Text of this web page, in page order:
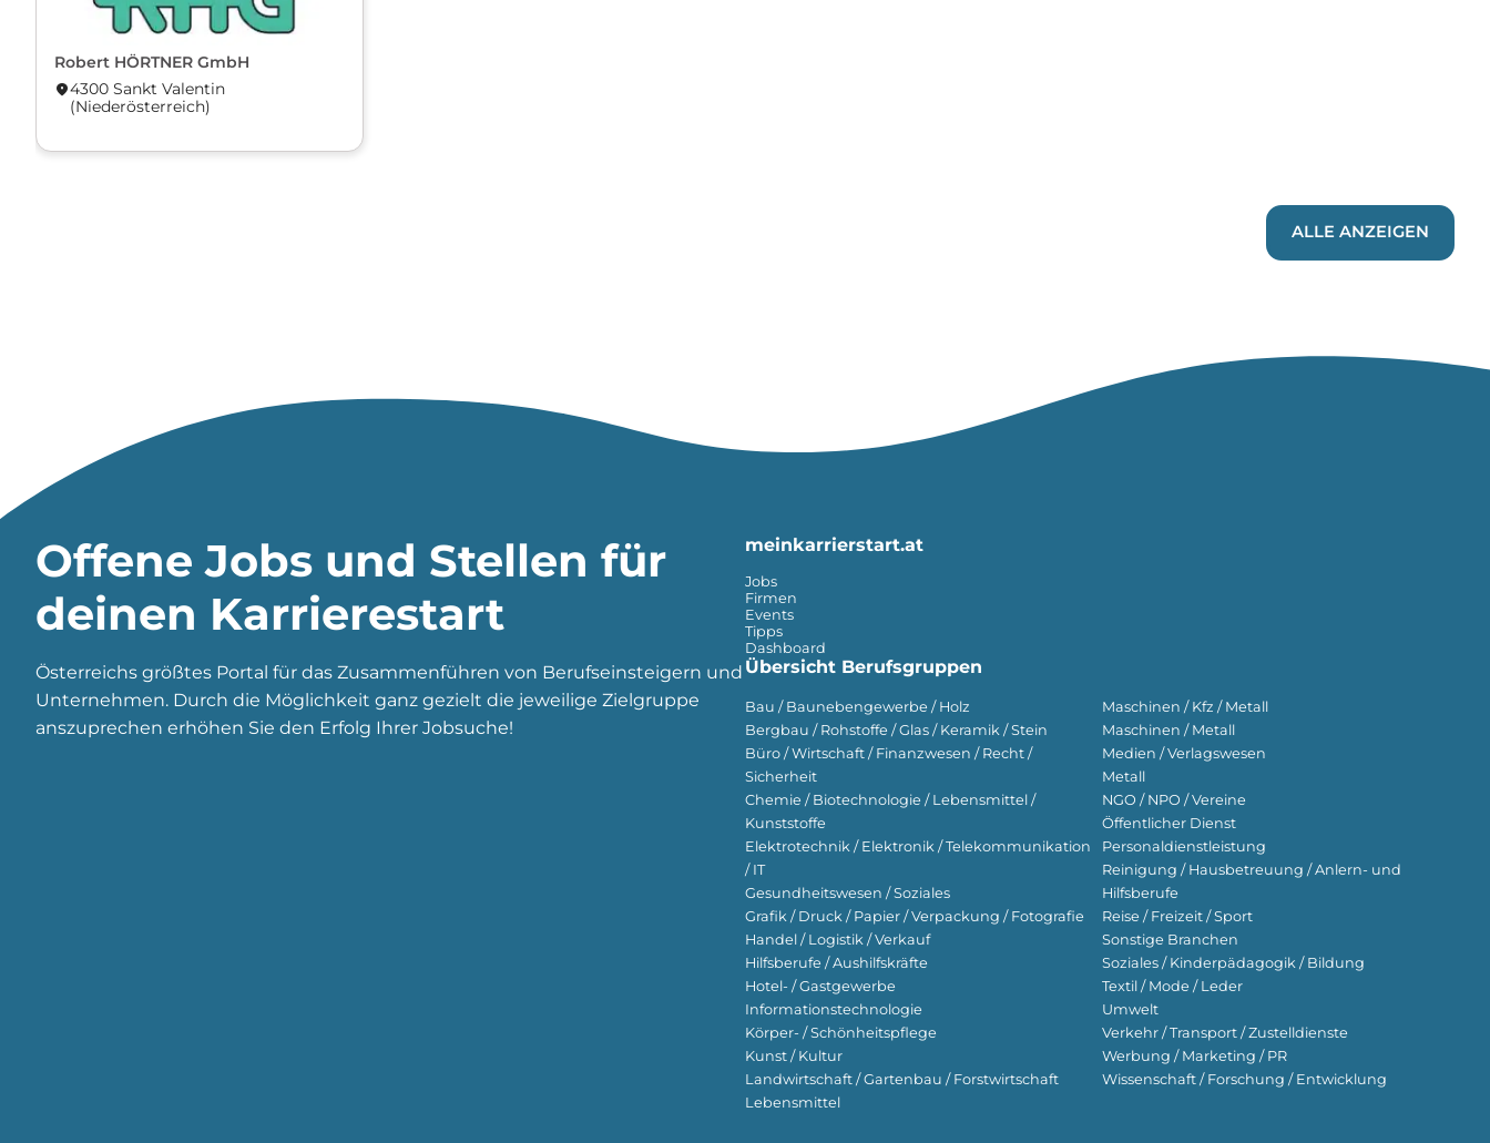
Robert HÖRTNER GmbH
location_on4300 Sankt Valentin
(Nieder­österreich)
ALLE ANZEIGEN
Offene Jobs und Stellen für
deinen Karrierestart
Österreichs größtes Portal für das Zusammenführen von Berufseinsteigern und
Unternehmen. Durch die Möglichkeit ganz gezielt die jeweilige Zielgruppe
anszuprechen erhöhen Sie den Erfolg Ihrer Jobsuche!
meinkarrierstart.at
Jobs
Firmen
Events
Tipps
Dashboard
Übersicht Berufsgruppen
Bau / Baunebengewerbe / Holz
Bergbau / Rohstoffe / Glas / Keramik / Stein
Büro / Wirtschaft / Finanzwesen / Recht /
Sicherheit
Chemie / Biotechnologie / Lebensmittel /
Kunststoffe
Elektrotechnik / Elektronik / Telekommunikation
/ IT
Gesundheitswesen / Soziales
Grafik / Druck / Papier / Verpackung / Fotografie
Handel / Logistik / Verkauf
Hilfsberufe / Aushilfskräfte
Hotel- / Gastgewerbe
Informationstechnologie
Körper- / Schönheitspflege
Kunst / Kultur
Landwirtschaft / Gartenbau / Forstwirtschaft
Lebensmittel
Maschinen / Kfz / Metall
Maschinen / Metall
Medien / Verlagswesen
Metall
NGO / NPO / Vereine
Öffentlicher Dienst
Personaldienstleistung
Reinigung / Hausbetreuung / Anlern- und
Hilfsberufe
Reise / Freizeit / Sport
Sonstige Branchen
Soziales / Kinderpädagogik / Bildung
Textil / Mode / Leder
Umwelt
Verkehr / Transport / Zustelldienste
Werbung / Marketing / PR
Wissenschaft / Forschung / Entwicklung